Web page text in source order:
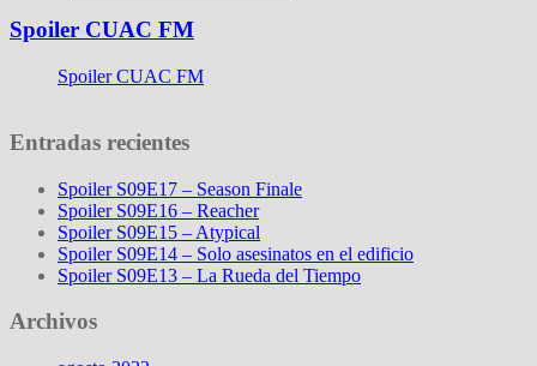
Spoiler CUAC FM
Spoiler CUAC FM
Entradas recientes
Spoiler S09E17 – Season Finale
Spoiler S09E16 – Reacher
Spoiler S09E15 – Atypical
Spoiler S09E14 – Solo asesinatos en el edificio
Spoiler S09E13 – La Rueda del Tiempo
Archivos